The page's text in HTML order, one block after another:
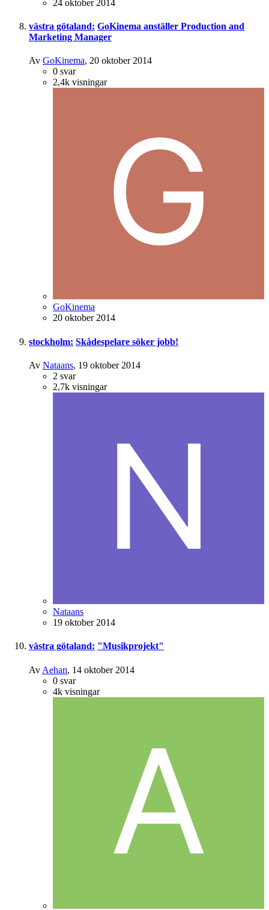
24 oktober 2014
västra götaland: GoKinema anställer Production and
Marketing Manager
Av GoKinema, 20 oktober 2014
0 svar
2,4k visningar
GoKinema
20 oktober 2014
stockholm: Skådespelare söker jobb!
Av Nataans, 19 oktober 2014
2 svar
2,7k visningar
Nataans
19 oktober 2014
västra götaland: "Musikprojekt"
Av Aehan, 14 oktober 2014
0 svar
4k visningar